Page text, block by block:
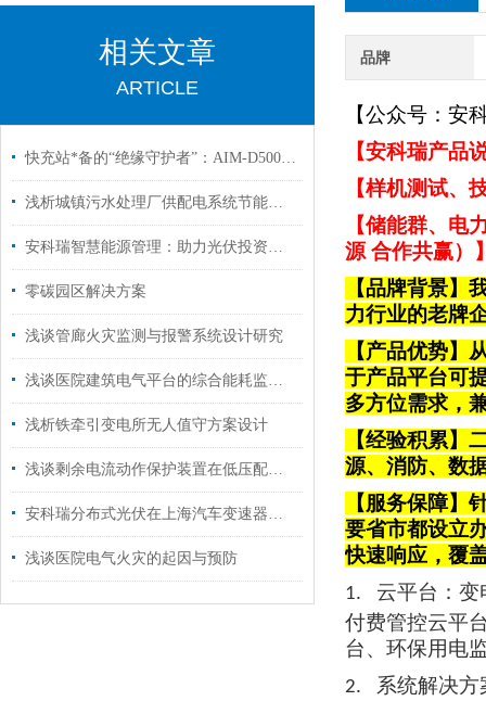
相关文章
ARTICLE
快充站*备的“绝缘守护者”：AIM-D500-CA适配CCSC&HAdeMO双标准
浅析城镇污水处理厂供配电系统节能设计
安科瑞智慧能源管理：助力光伏投资者抢占“430”“531”政策红利
零碳园区解决方案
浅谈管廊火灾监测与报警系统设计研究
浅谈医院建筑电气平台的综合能耗监控管理分析
浅析铁牵引变电所无人值守方案设计
浅谈剩余电流动作保护装置在低压配电系统中的应用
安科瑞分布式光伏在上海汽车变速器有限公司8.3MWp项目中的应用
浅谈医院电气火灾的起因与预防
品牌
【公众号：安
【安科瑞产品
【样机测试、
【储能群、电
源 合作共赢）
【品牌背景】
力行业的老牌
【产品优势】
于产品平台可
多方位需求，
【经验积累】
源、消防、数
【服务保障
要省市都设立
快速响应，覆
1. 云平台 ：
付费管控云平
台、环保用电
2.
系统解决